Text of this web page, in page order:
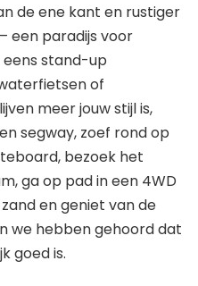
de ene kant en rustiger
een paradijs voor
stand-up
of
meer jouw stijl is,
segway, zoef rond op
bezoek het
ga op pad in een 4WD
en geniet van de
we hebben gehoord dat
goed is.